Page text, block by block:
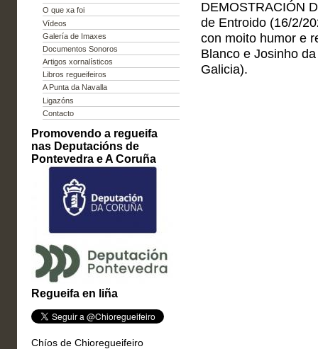
O que xa foi
Vídeos
Galería de Imaxes
Documentos Sonoros
Artigos xornalísticos
Libros regueifeiros
A Punta da Navalla
Ligazóns
Contacto
Promovendo a regueifa
nas Deputacións de
Pontevedra e A Coruña
Regueifa en liña
Chíos de Chioregueifeiro
DEMOSTRACIÓN
de Entroido (16/2/
con moito humor e
Blanco e Josinho
Galicia).